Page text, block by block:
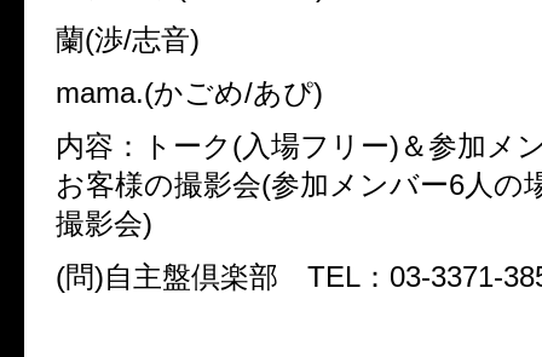
蘭(渉/志音)
mama.(かごめ/あぴ)
内容：トーク(入場フリー)＆参加メ
お客様の撮影会(参加メンバー6人の
撮影会)
(問)自主盤倶楽部 TEL：03-3371-